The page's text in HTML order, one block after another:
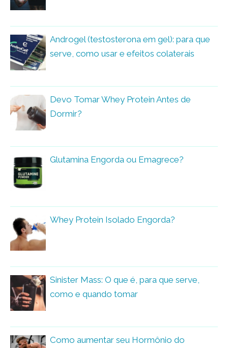
Androgel (testosterona em gel): para que
serve, como usar e efeitos colaterais
Devo Tomar Whey Protein Antes de
Dormir?
Glutamina Engorda ou Emagrece?
Whey Protein Isolado Engorda?
Sinister Mass: O que é, para que serve,
como e quando tomar
Como aumentar seu Hormônio do